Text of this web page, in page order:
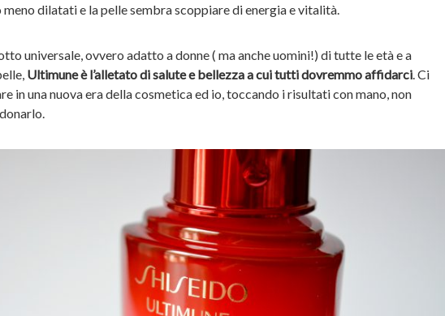
meno dilatati e la pelle sembra scoppiare di energia e vitalità.
universale, ovvero adatto a donne ( ma anche uomini!) di tutte le età e a
Ultimune è l’alletato di salute e bellezza a cui tutti dovremmo affidarci. Ci
in una nuova era della cosmetica ed io, toccando i risultati con mano, non